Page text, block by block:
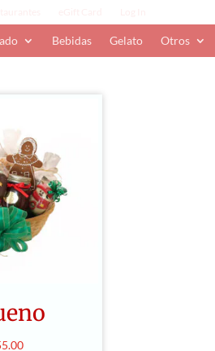
Bebidas Gelato Otros